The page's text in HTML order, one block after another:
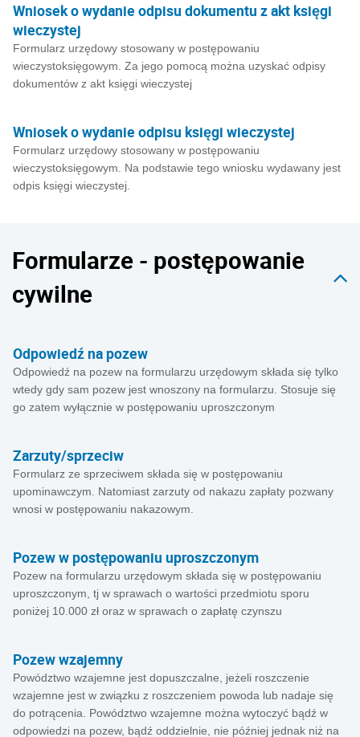
Wniosek o wydanie odpisu dokumentu z akt księgi
wieczystej
Formularz urzędowy stosowany w postępowaniu
wieczystoksięgowym. Za jego pomocą można uzyskać odpisy
dokumentów z akt księgi wieczystej
Wniosek o wydanie odpisu księgi wieczystej
Formularz urzędowy stosowany w postępowaniu
wieczystoksięgowym. Na podstawie tego wniosku wydawany jest
odpis księgi wieczystej.
Formularze - postępowanie
cywilne
Odpowiedź na pozew
Odpowiedź na pozew na formularzu urzędowym składa się tylko
wtedy gdy sam pozew jest wnoszony na formularzu. Stosuje się
go zatem wyłącznie w postępowaniu uproszczonym
Zarzuty/sprzeciw
Formularz ze sprzeciwem składa się w postępowaniu
upominawczym. Natomiast zarzuty od nakazu zapłaty pozwany
wnosi w postępowaniu nakazowym.
Pozew w postępowaniu uproszczonym
Pozew na formularzu urzędowym składa się w postępowaniu
uproszczonym, tj w sprawach o wartości przedmiotu sporu
poniżej 10.000 zł oraz w sprawach o zapłatę czynszu
Pozew wzajemny
Powództwo wzajemne jest dopuszczalne, jeżeli roszczenie
wzajemne jest w związku z roszczeniem powoda lub nadaje się
do potrącenia. Powództwo wzajemne można wytoczyć bądź w
odpowiedzi na pozew, bądź oddzielnie, nie później jednak niż na